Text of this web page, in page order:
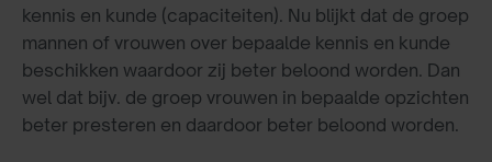
kennis en kunde (capaciteiten). Nu blijkt dat de groep
mannen of vrouwen over bepaalde kennis en kunde
beschikken waardoor zij beter beloond worden. Dan
wel dat bijv. de groep vrouwen in bepaalde opzichten
beter presteren en daardoor beter beloond worden.